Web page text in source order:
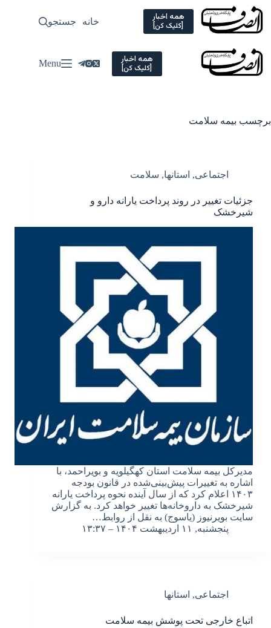
Skip
content
همه اخبار
[کلیک کن] خانه سیاسی
جستجو
همه اخبار
[کلیک کن] Menu
برچسب بیمه سلامت
اجتماعی, استانها, سلامت
جزئیات تغییر در روند پرداخت یارانه دارو و
شیرخشک
مدیرکل بیمه سلامت استان کهگیلویه و بویراحمد، با
اشاره به تغییرات پیش‌بینی‌شده در قانون بودجه
۱۴۰۳ اعلام کرد که از سال آینده نحوه پرداخت یارانه
شیرخشک به داروخانه‌ها تغییر خواهد کرد. به گزارش
سایت بویرنیوز (یاسوج) به نقل از روابط…
پنجشنبه, ۱۱ اردیبهشت ۱۴۰۴ – ۱۳:۳۷
اجتماعی, استانها
اتباع خارجی تحت پوشش بیمه سلامت